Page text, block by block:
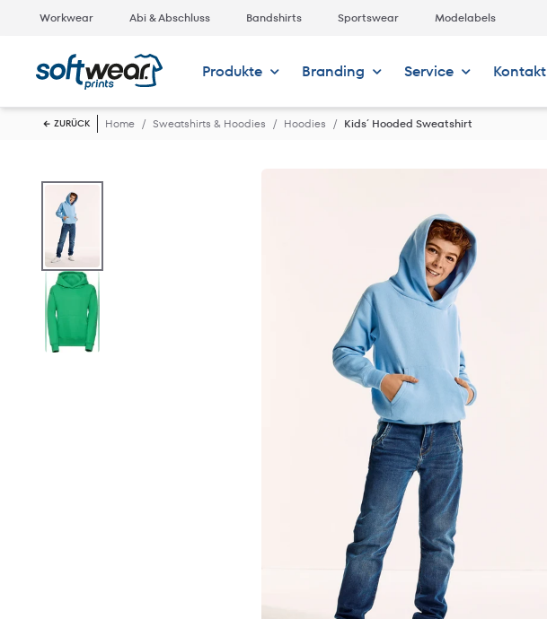
Workwear Abi & Abschluss Bandshirts Sportswear Modelabels
Produkte Branding Service Kontakt
ZURÜCK Home Sweatshirts & Hoodies Hoodies Kids´ Hooded Sweatshirt